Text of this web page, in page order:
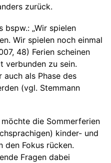
zurück.
bspw.: „Wir spielen
Wir spielen noch einmal
48) Ferien scheinen
verbunden zu sein.
auch als Phase des
(vgl. Stemmann
die Sommerferien
kinder- und
den Fokus rücken.
Fragen dabei